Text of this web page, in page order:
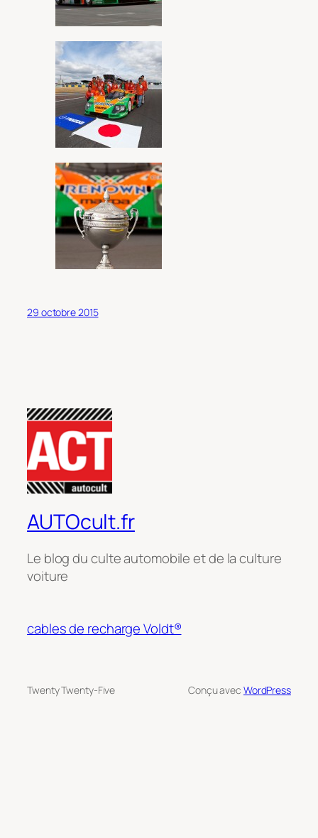
29 octobre 2015
AUTOcult.fr
Le blog du culte automobile et de la culture
voiture
cables de recharge Voldt®
Twenty Twenty-Five Conçu avec WordPress